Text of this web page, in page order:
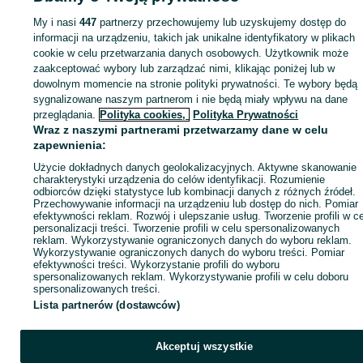
Zaloguj się lub załóż konto na OLX, aby skontaktować się z
sprzedającym
Zaloguj się / Załóż konto
Zadzwoń / SMS
My i nasi447 partnerzy przechowujemy lub uzyskujemy dostęp do
informacji na urządzeniu, takich jak unikalne identyfikatory w plikach
cookie w celu przetwarzania danych osobowych. Użytkownik może
zaakceptować wybory lub zarządzać nimi, klikając poniżej lub w
dowolnym momencie na stronie polityki prywatności. Te wybory będą
sygnalizowane naszym partnerom i nie będą miały wpływu na dane
przeglądania. Polityka cookies, Polityka Prywatności
Wraz z naszymi partnerami przetwarzamy dane w celu
zapewnienia:
Użycie dokładnych danych geolokalizacyjnych. Aktywne skanowanie
charakterystyki urządzenia do celów identyfikacji. Rozumienie
odbiorców dzięki statystyce lub kombinacji danych z różnych źródeł.
Przechowywanie informacji na urządzeniu lub dostęp do nich. Pomiar
efektywności reklam. Rozwój i ulepszanie usług. Tworzenie profili w
personalizacji treści. Tworzenie profili w celu spersonalizowanych
reklam. Wykorzystywanie ograniczonych danych do wyboru reklam.
Wykorzystywanie ograniczonych danych do wyboru treści. Pomiar
efektywności treści. Wykorzystanie profili do wyboru
spersonalizowanych reklam. Wykorzystywanie profili w celu doboru
spersonalizowanych treści.
Lista partnerów (dostawców)
Akceptuj wszystkie